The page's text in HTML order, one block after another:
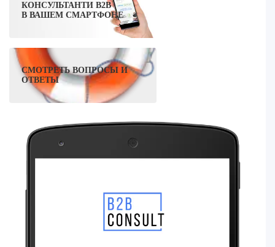
КОНСУЛЬТАНТИ B2B
В ВАШЕМ СМАРТФОНЕ
СМОТРЕТЬ ВОПРОСЫ И
ОТВЕТЫ